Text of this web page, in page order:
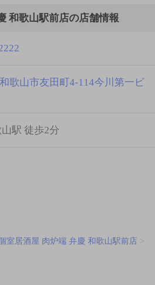
和歌山駅前店の店舗情報
歌山市友田町4-114今川第一ビ
山駅 徒歩2分
室居酒屋 肉炉端 弁慶 和歌山駅前店